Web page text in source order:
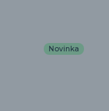
Novinka